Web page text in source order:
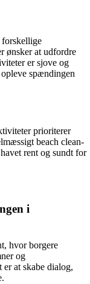
forskellige
ønsker at udfordre
er sjove og
spændingen
prioriterer
beach clean-
rent og sundt for
i
hvor borgere
og
at skabe dialog,